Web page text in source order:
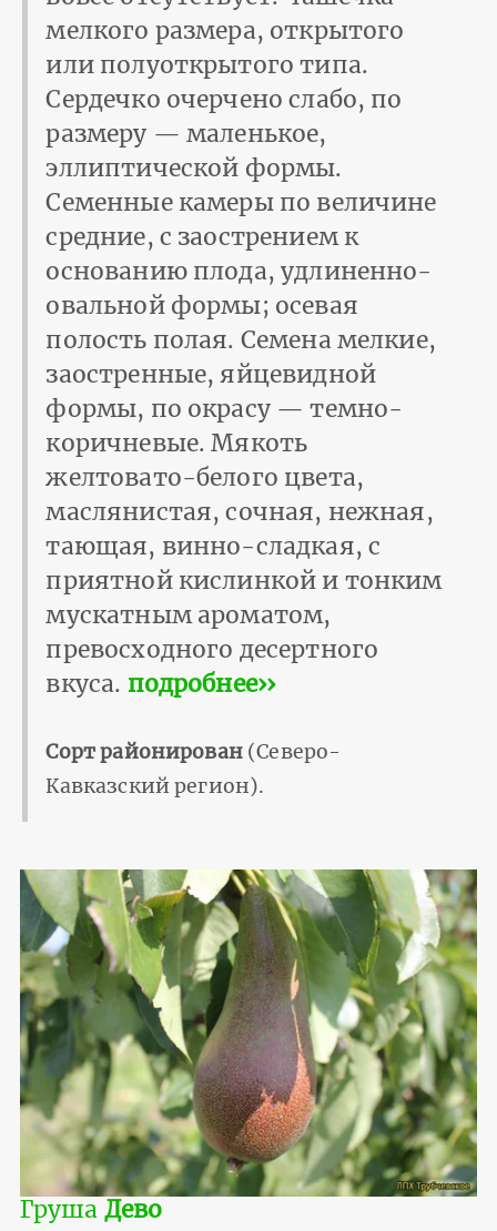
мелкого размера, открытого
или полуоткрытого типа.
Сердечко очерчено слабо, по
размеру — маленькое,
эллиптической формы.
Семенные камеры по величине
средние, с заострением к
основанию плода, удлиненно-
овальной формы; осевая
полость полая. Семена мелкие,
заостренные, яйцевидной
формы, по окрасу — темно-
коричневые. Мякоть
желтовато-белого цвета,
маслянистая, сочная, нежная,
тающая, винно-сладкая, с
приятной кислинкой и тонким
мускатным ароматом,
превосходного десертного
вкуса. подробнее››
Сорт районирован(Северо-
Кавказский регион).
Груша Дево